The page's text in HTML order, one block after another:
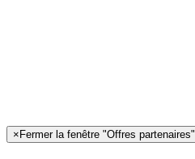
× Fermer la fenêtre "Offres partenaires"